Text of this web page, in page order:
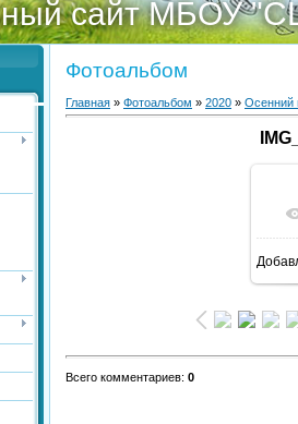
сайт МБОУ
Фотоальбом
Главная » Фотоальбом » 2020 » Осенний
Всего комментариев: 0